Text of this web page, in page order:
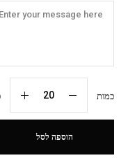
כמות
הוספה לסל